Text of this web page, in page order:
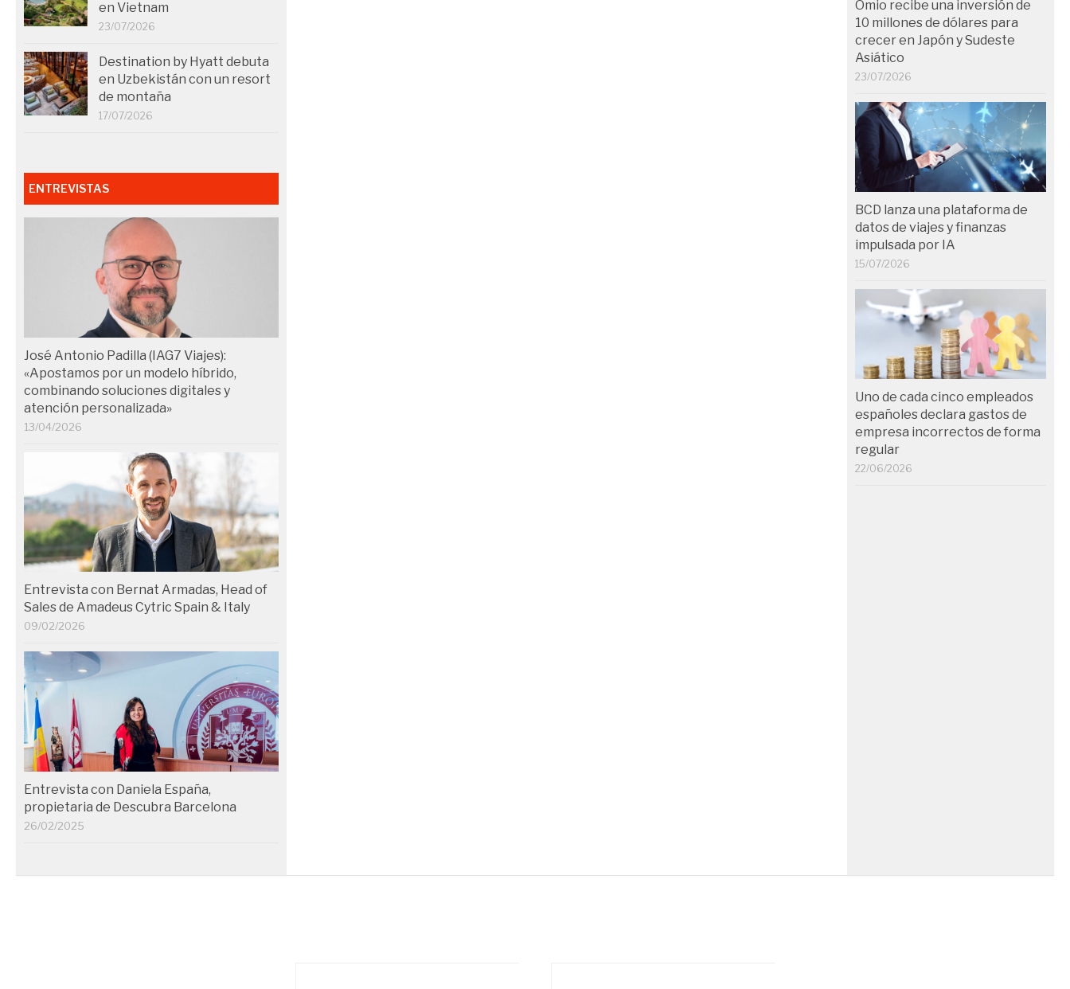
en Vietnam
23/07/2026
Destination by Hyatt debuta
en Uzbekistán con un resort
de montaña
17/07/2026
ENTREVISTAS
José Antonio Padilla (IAG7 Viajes):
«Apostamos por un modelo híbrido,
combinando soluciones digitales y
atención personalizada»
13/04/2026
Entrevista con Bernat Armadas, Head of
Sales de Amadeus Cytric Spain & Italy
09/02/2026
Entrevista con Daniela España,
propietaria de Descubra Barcelona
26/02/2025
Omio recibe una inversión de
10 millones de dólares para
crecer en Japón y Sudeste
Asiático
23/07/2026
BCD lanza una plataforma de
datos de viajes y finanzas
impulsada por IA
15/07/2026
Uno de cada cinco empleados
españoles declara gastos de
empresa incorrectos de forma
regular
22/06/2026